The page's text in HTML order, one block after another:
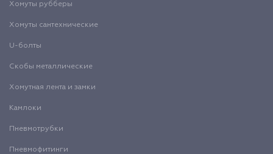
Хомуты рубберы
Хомуты сантехнические
U-болты
Скобы металлические
Хомутная лента и замки
Камлоки
Пневмотрубки
Пневмофитинги